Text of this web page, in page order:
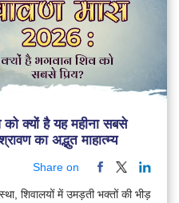
क्यों है यह महीना सबसे
का अद्भुत माहात्म्य
Share on
शिवालयों में उमड़ती भक्तों की भीड़